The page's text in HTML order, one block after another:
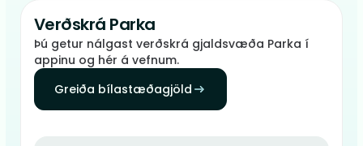
Verðskrá Parka
Þú getur nálgast verðskrá gjaldsvæða Parka í
appinu og hér á vefnum.
Greiða bílastæðagjöld